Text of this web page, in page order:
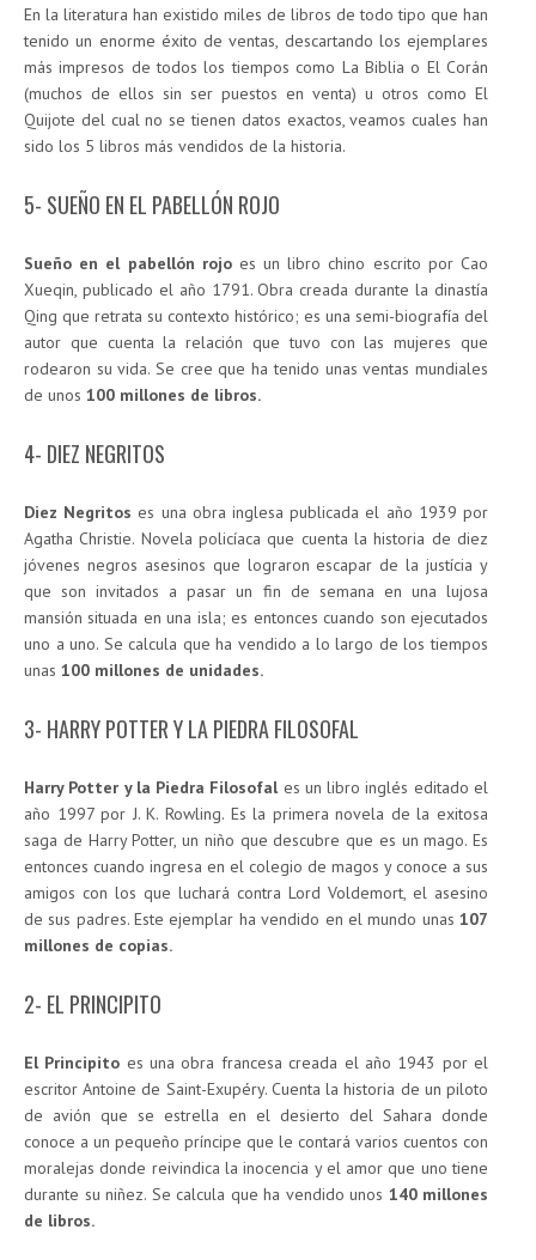
En la literatura han existido miles de libros de todo tipo que han
tenido un enorme éxito de ventas, descartando los ejemplares
más impresos de todos los tiempos como La Biblia o El Corán
(muchos de ellos sin ser puestos en venta) u otros como El
Quijote del cual no se tienen datos exactos, veamos cuales han
sido los 5 libros más vendidos de la historia.
5- SUEÑO EN EL PABELLÓN ROJO
Sueño en el pabellón rojoes un libro chino escrito por Cao
Xueqin, publicado el año 1791. Obra creada durante la dinastía
Qing que retrata su contexto histórico; es una semi-biografía del
autor que cuenta la relación que tuvo con las mujeres que
rodearon su vida. Se cree que ha tenido unas ventas mundiales
de unos 100 millones de libros.
4- DIEZ NEGRITOS
Diez Negritos es una obra inglesa publicada el año 1939 por
Agatha Christie. Novela policíaca que cuenta la historia de diez
jóvenes negros asesinos que lograron escapar de la justícia y
que son invitados a pasar un fin de semana en una lujosa
mansión situada en una isla; es entonces cuando son ejecutados
uno a uno. Se calcula que ha vendido a lo largo de los tiempos
unas 100 millones de unidades.
3- HARRY POTTER Y LA PIEDRA FILOSOFAL
Harry Potter y la Piedra Filosofales un libro inglés editado el
año 1997 por J. K. Rowling. Es la primera novela de la exitosa
saga de Harry Potter, un niño que descubre que es un mago. Es
entonces cuando ingresa en el colegio de magos y conoce a sus
amigos con los que luchará contra Lord Voldemort, el asesino
de sus padres. Este ejemplar ha vendido en el mundo unas 107
millones de copias.
2- EL PRINCIPITO
El Principito es una obra francesa creada el año 1943 por el
escritor Antoine de Saint-Exupéry. Cuenta la historia de un piloto
de avión que se estrella en el desierto del Sahara donde
conoce a un pequeño príncipe que le contará varios cuentos con
moralejas donde reivindica la inocencia y el amor que uno tiene
durante su niñez. Se calcula que ha vendido unos 140 millones
de libros.